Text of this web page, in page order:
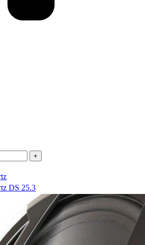
DS 25.3